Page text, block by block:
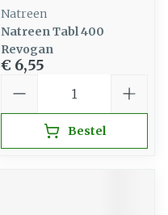
Natreen
Natreen Tabl 400
Revogan
€ 6,55
Bestel